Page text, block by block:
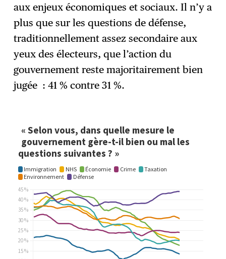
aux enjeux économiques et sociaux. Il n’y a
plus que sur les questions de défense,
traditionnellement assez secondaire aux
yeux des électeurs, que l’action du
gouvernement reste majoritairement bien
jugée : 41 % contre 31 %.